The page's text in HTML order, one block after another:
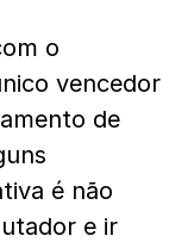
o
vencedor
de
é não
e ir